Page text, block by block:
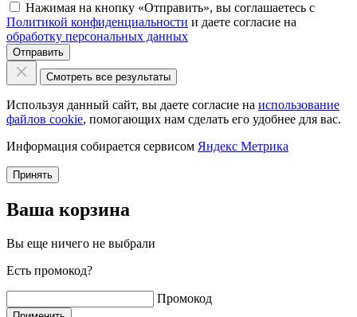
Нажимая на кнопку «Отправить», вы соглашаетесь с
Политикой конфиденциальности и даете согласие на
обработку персональных данных
Отправить
Смотреть все результаты
Используя данный сайт, вы даете согласие на использование
файлов cookie, помогающих нам сделать его удобнее для вас.
Информация собирается сервисом Яндекс Метрика
Принять
Ваша корзина
Вы еще ничего не выбрали
Есть промокод?
Промокод